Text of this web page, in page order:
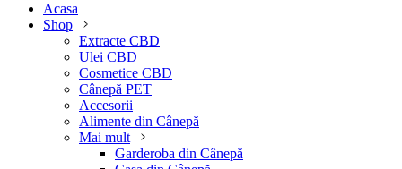
Acasa
Shop
Extracte CBD
Ulei CBD
Cosmetice CBD
Cânepă PET
Accesorii
Alimente din Cânepă
Mai mult
Garderoba din Cânepă